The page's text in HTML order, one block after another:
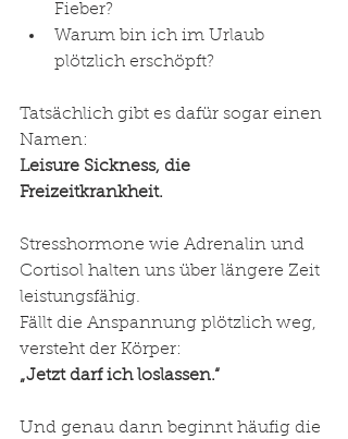
Fieber?
Warum bin ich im Urlaub
plötzlich erschöpft?
Tatsächlich gibt es dafür sogar einen
Namen:
Leisure Sickness, die
Freizeitkrankheit.
Stresshormone wie Adrenalin und
Cortisol halten uns über längere Zeit
leistungsfähig.
Fällt die Anspannung plötzlich weg,
versteht der Körper:
„Jetzt darf ich loslassen.“
Und genau dann beginnt häufig die